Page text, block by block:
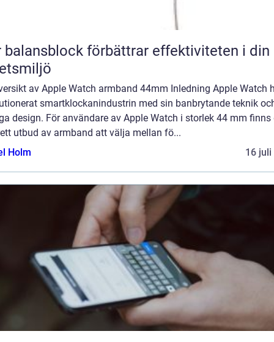
balansblock förbättrar effektiviteten i din
av Apple Watch armband 44mm Inledning Apple Watch
smartklockanindustrin med sin banbrytande teknik
design. För användare av Apple Watch i storlek 44 mm finns
utbud av armband att välja mellan fö...
Holm
16 juli